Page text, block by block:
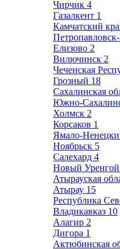
Чирчик 4
Газалкент 1
Камчатский
Елизово 2
Вилючинск 2
Чеченская
Грозный 18
Сахалинская
Южно-
Холмск 2
Корсаков 1
Ямало-
Ноябрьск 5
Салехард 4
Новый Уренгой
Атырауская
Атырау 15
Республика
Владикавказ 10
Алагир 2
Дигора 1
Актюбинская